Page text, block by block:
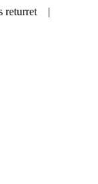
returret |